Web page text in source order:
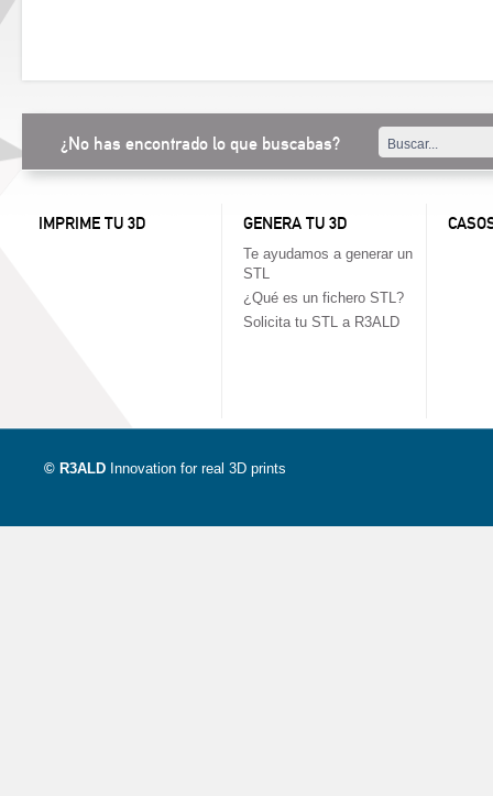
¿No has encontrado lo que buscabas?
IMPRIME TU 3D GENERA TU 3D
Te ayudamos a generar un
STL
¿Qué es un fichero STL?
Solicita tu STL a R3ALD
© R3ALD Innovation for real 3D prints